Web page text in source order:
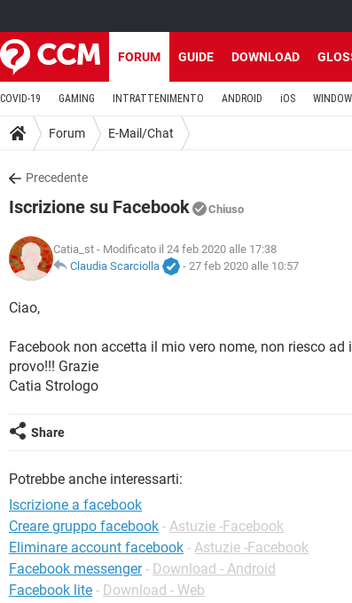
FORUM GUIDE DOWNLOAD
COVID-19 GAMING INTRATTENIMENTO ANDROID iOS
Forum E-Mail/Chat
Precedente
Iscrizione su Facebook Chiuso
Catia_st - Modificato il 24 feb 2020 alle 17:38
Claudia Scarciolla
- 27 feb 2020 alle 10:57
Ciao,
Facebook non accetta il mio vero nome, non riesco
provo!!! Grazie
Catia Strologo
Share
Potrebbe anche interessarti:
Iscrizione a facebook
Creare gruppo facebook - Astuzie -Facebook
Eliminare account facebook - Astuzie -Facebook
Facebook messenger - Download - Android
Facebook lite - Download - Web